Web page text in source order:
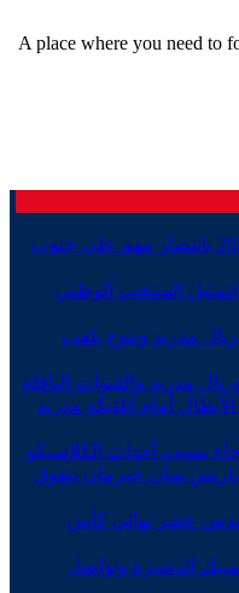
A place where you need to
المكسيك تدشن كأس العالم 2026 بانتصار مهم على جنوب
المنتخب الوطني
مدريد ويتوج بلقب
مدريد والقنوات الناقلة
أمام أتلتيكو مدريد
بسبب أحداث الكلاسيكو
سان جيرمان يتفوق
عشر نهائي كأس
الدشيرة وتواصل